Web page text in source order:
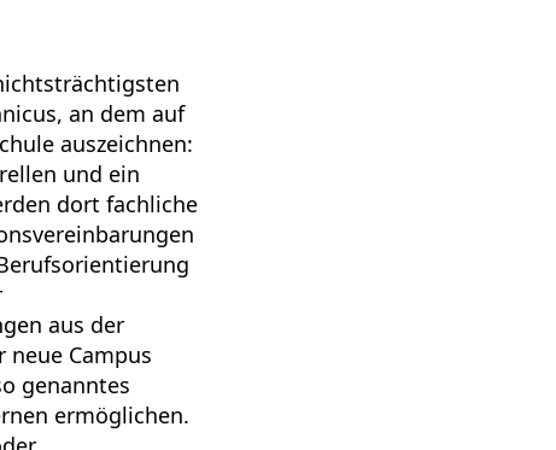
an dem auf
auszeichnen:
und ein
dort fachliche
aus der
neue Campus
genanntes
ermöglichen.